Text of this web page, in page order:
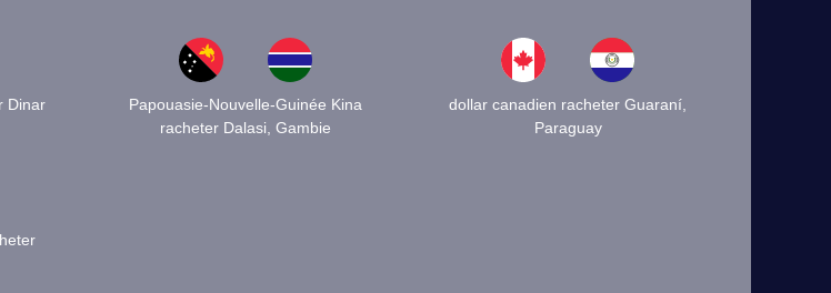
Dinar
Papouasie-Nouvelle-Guinée Kina
racheter Dalasi, Gambie
dollar canadien racheter Guaraní,
Paraguay